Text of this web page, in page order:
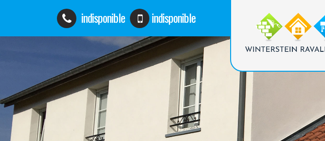
indisponible indisponible